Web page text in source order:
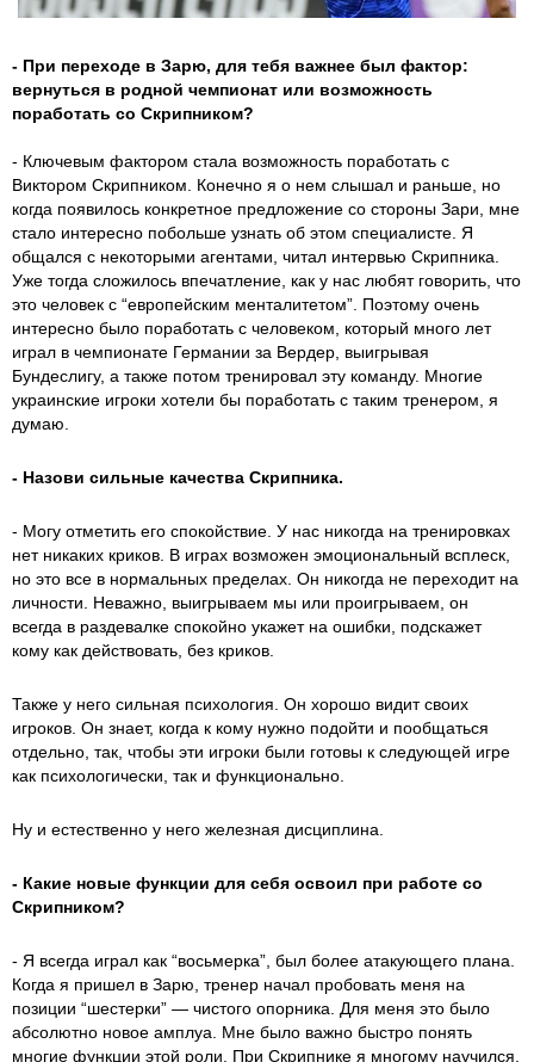
- При переходе в Зарю, для тебя важнее был фактор:
вернуться в родной чемпионат или возможность
поработать со Скрипником?
- Ключевым фактором стала возможность поработать с
Виктором Скрипником. Конечно я о нем слышал и раньше, но
когда появилось конкретное предложение со стороны Зари, мне
стало интересно побольше узнать об этом специалисте. Я
общался с некоторыми агентами, читал интервью Скрипника.
Уже тогда сложилось впечатление, как у нас любят говорить, что
это человек с “европейским менталитетом”. Поэтому очень
интересно было поработать с человеком, который много лет
играл в чемпионате Германии за Вердер, выигрывая
Бундеслигу, а также потом тренировал эту команду. Многие
украинские игроки хотели бы поработать с таким тренером, я
думаю.
- Назови сильные качества Скрипника.
- Могу отметить его спокойствие. У нас никогда на тренировках
нет никаких криков. В играх возможен эмоциональный всплеск,
но это все в нормальных пределах. Он никогда не переходит на
личности. Неважно, выигрываем мы или проигрываем, он
всегда в раздевалке спокойно укажет на ошибки, подскажет
кому как действовать, без криков.
Также у него сильная психология. Он хорошо видит своих
игроков. Он знает, когда к кому нужно подойти и пообщаться
отдельно, так, чтобы эти игроки были готовы к следующей игре
как психологически, так и функционально.
Ну и естественно у него железная дисциплина.
- Какие новые функции для себя освоил при работе со
Скрипником?
- Я всегда играл как “восьмерка”, был более атакующего плана.
Когда я пришел в Зарю, тренер начал пробовать меня на
позиции “шестерки” — чистого опорника. Для меня это было
абсолютно новое амплуа. Мне было важно быстро понять
многие функции этой роли. При Скрипнике я многому научился.